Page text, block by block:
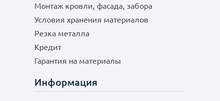
Монтаж кровли, фасада, забора
Условия хранения материалов
Резка металла
Кредит
Гарантия на материалы
Информация